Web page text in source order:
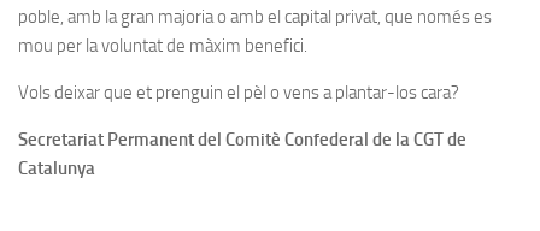
poble, amb la gran majoria o amb el capital privat, que només es
mou per la voluntat de màxim benefici.
Vols deixar que et prenguin el pèl o vens a plantar-los cara?
Secretariat Permanent del Comitè Confederal de la CGT de
Catalunya